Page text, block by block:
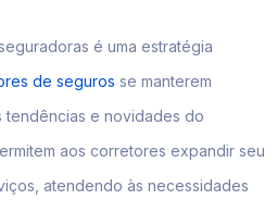
é uma estratégia
de seguros se manterem
tendências e novidades do
aos corretores expandir seu
atendendo às necessidades